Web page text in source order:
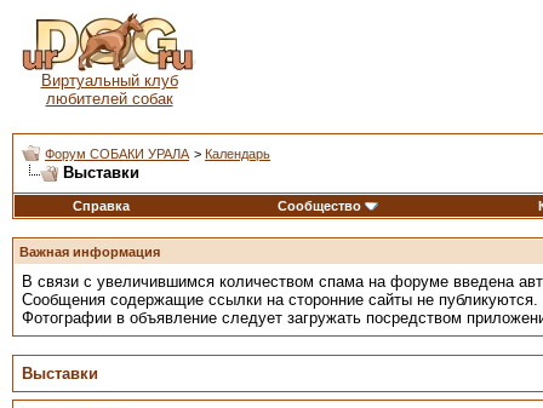
Виртуальный клуб
любителей собак
Форум СОБАКИ УРАЛА > Календарь
Выставки
Справка Сообщество
Важная информация
В связи с увеличившимся количеством спама на форуме введена
Сообщения содержащие ссылки на сторонние сайты не публикуются.
Фотографии в объявление следует загружать посредством
Выставки